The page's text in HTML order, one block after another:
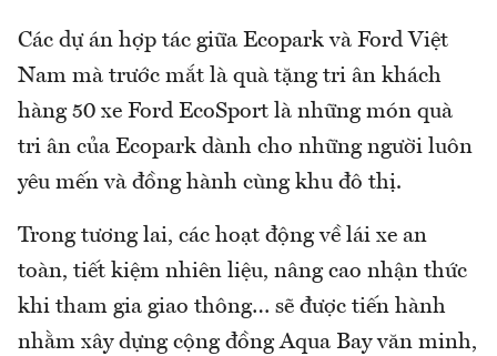
Các dự án hợp tác giữa Ecopark và Ford Việt
Nam mà trước mắt là quà tặng tri ân khách
hàng 50 xe Ford EcoSport là những món quà
tri ân của Ecopark dành cho những người luôn
yêu mến và đồng hành cùng khu đô thị.
Trong tương lai, các hoạt động về lái xe an
toàn, tiết kiệm nhiên liệu, nâng cao nhận thức
khi tham gia giao thông… sẽ được tiến hành
nhằm xây dựng cộng đồng Aqua Bay văn minh,